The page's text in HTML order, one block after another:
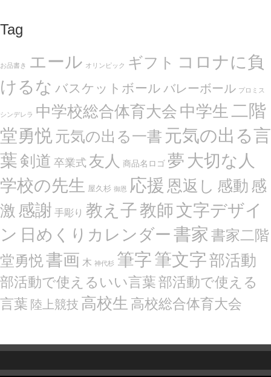
Tag
お品書き エール オリンピック ギフト コロナに負
けるな バスケットボール バレーボール プロミス
シンデレラ 中学校総合体育大会 中学生 二階
堂勇悦 元気の出る一書 元気の出る言
葉剣道 卒業式 友人 商品名ロゴ 夢 大切な人
学校の先生 屋久杉 御恩 応援 恩返し 感動 感
激 感謝 手彫り 教え子教師文字デザイ
ン 日めくりカレンダー 書家 書家二階
堂勇悦書画 木 神代杉 筆字筆文字部活動
部活動で使えるいい言葉部活動で使える
言葉 陸上競技 高校生 高校総合体育大会